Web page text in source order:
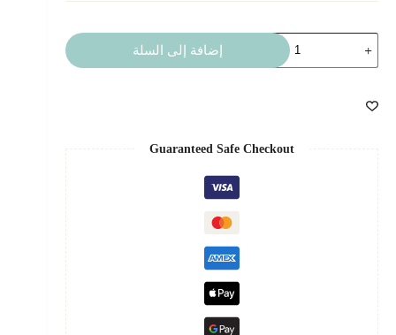
تاق
6
إضافة إلى السلة
Guaranteed Safe Checkout